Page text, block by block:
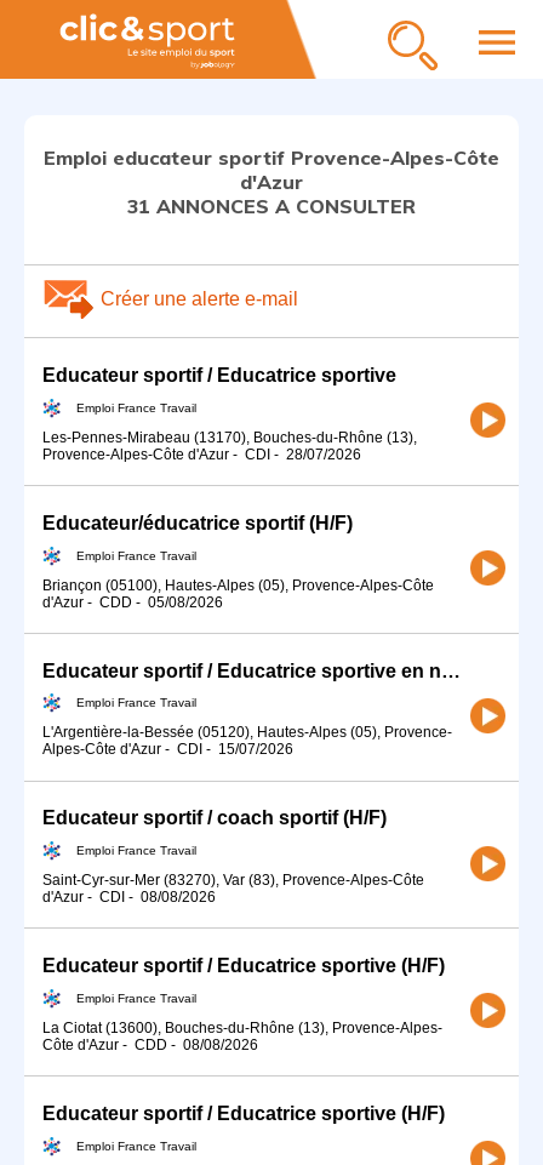
menu
Emploi educateur sportif Provence-Alpes-Côte
d'Azur
31 ANNONCES A CONSULTER
Créer une alerte e-mail
Educateur sportif / Educatrice sportive
Emploi France Travail
Les-Pennes-Mirabeau (13170), Bouches-du-Rhône (13),
Provence-Alpes-Côte d'Azur - CDI - 28/07/2026
Educateur/éducatrice sportif (H/F)
Emploi France Travail
Briançon (05100), Hautes-Alpes (05), Provence-Alpes-Côte
d'Azur - CDD - 05/08/2026
Educateur sportif / Educatrice sportive en natation
Emploi France Travail
L'Argentière-la-Bessée (05120), Hautes-Alpes (05), Provence-
Alpes-Côte d'Azur - CDI - 15/07/2026
Educateur sportif / coach sportif (H/F)
Emploi France Travail
Saint-Cyr-sur-Mer (83270), Var (83), Provence-Alpes-Côte
d'Azur - CDI - 08/08/2026
Educateur sportif / Educatrice sportive (H/F)
Emploi France Travail
La Ciotat (13600), Bouches-du-Rhône (13), Provence-Alpes-
Côte d'Azur - CDD - 08/08/2026
Educateur sportif / Educatrice sportive (H/F)
Emploi France Travail